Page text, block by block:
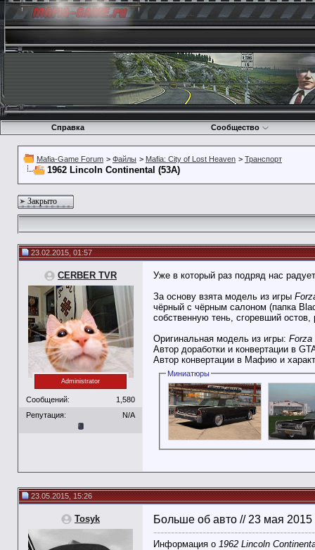
Справка Сообщество
Mafia-Game Forum > Файлы > Mafia: City of Lost Heaven > Транспорт
1962 Lincoln Continental (53А)
Закрыто
23.02.2015, 01:57
CERBER TVR
Administrator
Сообщений:
1,580
Репутация:
N/A
Уже в который раз подряд нас
За основу взята модель из игры
чёрный с чёрным салоном (папка
собственную тень, сгоревший
Оригинальная модель из игры: Forza
Автор доработки и конвертации в
Автор конвертации в Мафию и
Миниатюры
23.05.2015, 15:26
Tosyk
Больше об авто // 23 мая 2015
Информация о 1962 Lincoln